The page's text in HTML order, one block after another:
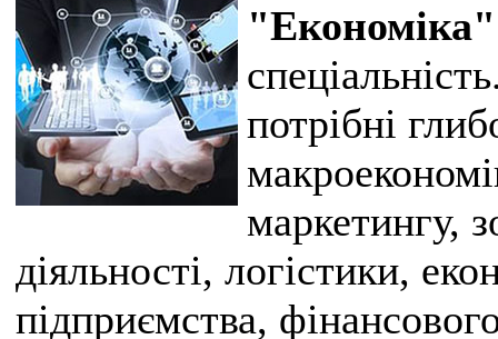
"Економіка"
потрібні
маркетингу,
діяльності, логістики,
підприємства,